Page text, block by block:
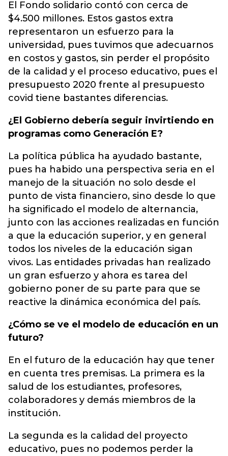
El Fondo solidario contó con cerca de
$4.500 millones. Estos gastos extra
representaron un esfuerzo para la
universidad, pues tuvimos que adecuarnos
en costos y gastos, sin perder el propósito
de la calidad y el proceso educativo, pues el
presupuesto 2020 frente al presupuesto
covid tiene bastantes diferencias.
¿El Gobierno debería seguir invirtiendo en
programas como Generación E?
La política pública ha ayudado bastante,
pues ha habido una perspectiva seria en el
manejo de la situación no solo desde el
punto de vista financiero, sino desde lo que
ha significado el modelo de alternancia,
junto con las acciones realizadas en función
a que la educación superior, y en general
todos los niveles de la educación sigan
vivos. Las entidades privadas han realizado
un gran esfuerzo y ahora es tarea del
gobierno poner de su parte para que se
reactive la dinámica económica del país.
¿Cómo se ve el modelo de educación en un
futuro?
En el futuro de la educación hay que tener
en cuenta tres premisas. La primera es la
salud de los estudiantes, profesores,
colaboradores y demás miembros de la
institución.
La segunda es la calidad del proyecto
educativo, pues no podemos perder la